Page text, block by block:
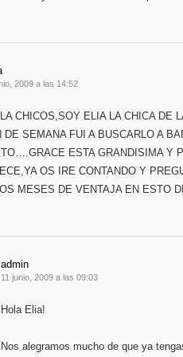
2009 a las 14:52
CHICOS,SOY ELIA LA CHICA DE
DE SEMANA FUI A BUSCARLO A
ESTA GRANDISIMA Y
OS IRE CONTANDO Y
MESES DE VENTAJA EN ESTO
admin
11 junio, 2009 a las 09:03
Hola Elia!
Nos alegramos mucho de que ya